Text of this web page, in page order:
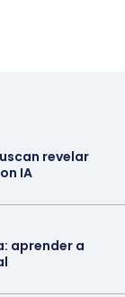
revelar
IA
aprender a